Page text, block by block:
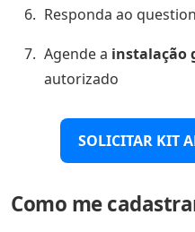
Responda ao
Agende a instalação
autorizado
SOLICITAR KIT
Como me